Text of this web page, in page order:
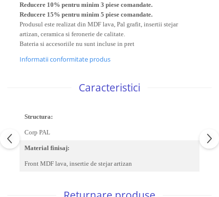
Reducere 10% pentru minim 3 piese comandate.
Reducere 15% pentru minim 5 piese comandate.
Produsul este realizat din MDF lava, Pal grafit, insertii stejar
artizan, ceramica si feronerie de calitate.
Bateria si accesoriile nu sunt incluse in pret
Informatii conformitate produs
Caracteristici
Structura:
Corp PAL
Material finisaj:
Front MDF lava, insertie de stejar artizan